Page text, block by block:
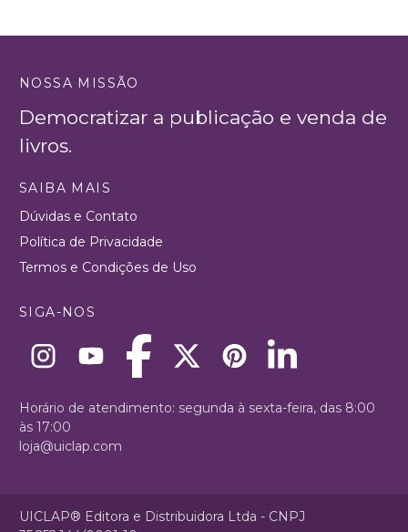
NOSSA MISSÃO
Democratizar a publicação e venda de
livros.
SAIBA MAIS
Dúvidas e Contato
Política de Privacidade
Termos e Condições de Uso
SIGA-NOS
Horário de atendimento: segunda à sexta-feira, das 8:00
às 17:00
loja@uiclap.com
UICLAP® Editora e Distribuidora Ltda - CNPJ